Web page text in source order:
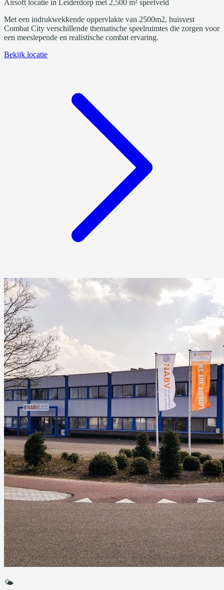
Airsoft locatie in Leiderdorp met 2,500 m² speelveld
Met een indrukwekkende oppervlakte van 2500m2, huisvest
Combat City verschillende thematische speelruimtes die zorgen voor
een meeslepende en realistische combat ervaring.
Bekijk locatie
🌤